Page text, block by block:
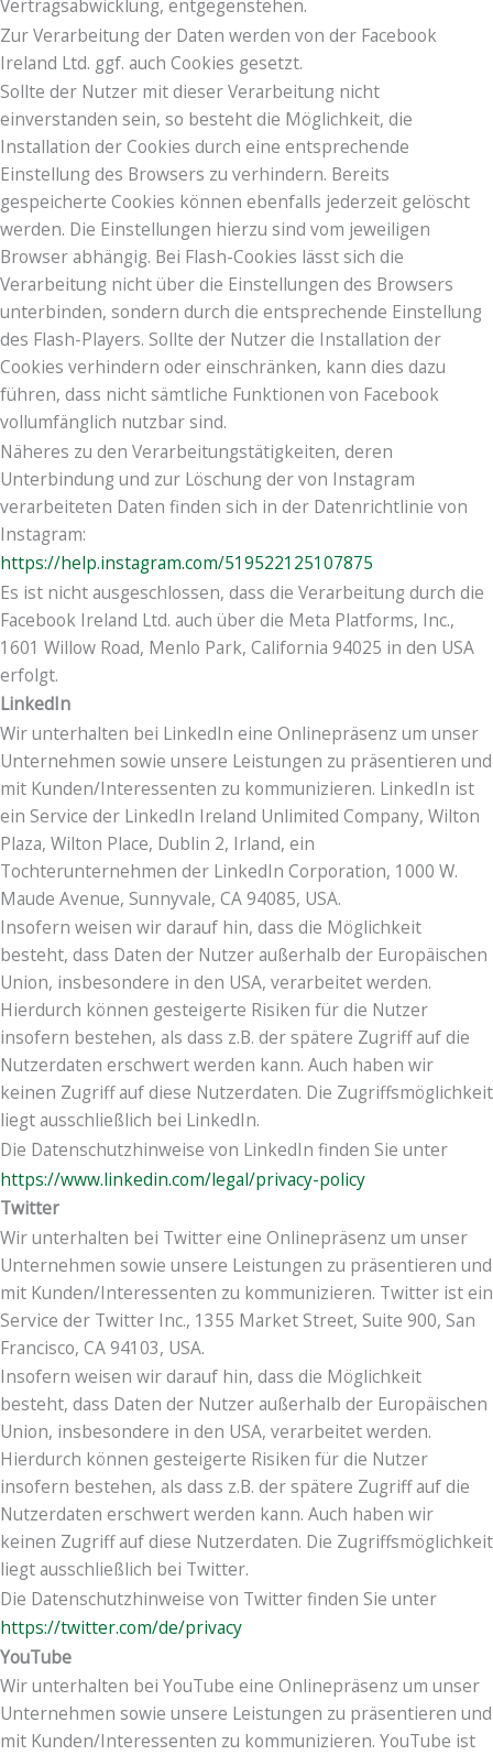
Vertragsabwicklung, entgegenstehen.
Zur Verarbeitung der Daten werden von der Facebook
Ireland Ltd. ggf. auch Cookies gesetzt.
Sollte der Nutzer mit dieser Verarbeitung nicht
einverstanden sein, so besteht die Möglichkeit, die
Installation der Cookies durch eine entsprechende
Einstellung des Browsers zu verhindern. Bereits
gespeicherte Cookies können ebenfalls jederzeit gelöscht
werden. Die Einstellungen hierzu sind vom jeweiligen
Browser abhängig. Bei Flash-Cookies lässt sich die
Verarbeitung nicht über die Einstellungen des Browsers
unterbinden, sondern durch die entsprechende Einstellung
des Flash-Players. Sollte der Nutzer die Installation der
Cookies verhindern oder einschränken, kann dies dazu
führen, dass nicht sämtliche Funktionen von Facebook
vollumfänglich nutzbar sind.
Näheres zu den Verarbeitungstätigkeiten, deren
Unterbindung und zur Löschung der von Instagram
verarbeiteten Daten finden sich in der Datenrichtlinie von
Instagram:
https://help.instagram.com/519522125107875
Es ist nicht ausgeschlossen, dass die Verarbeitung durch die
Facebook Ireland Ltd. auch über die Meta Platforms, Inc.,
1601 Willow Road, Menlo Park, California 94025 in den USA
erfolgt.
LinkedIn
Wir unterhalten bei LinkedIn eine Onlinepräsenz um unser
Unternehmen sowie unsere Leistungen zu präsentieren und
mit Kunden/Interessenten zu kommunizieren. LinkedIn ist
ein Service der LinkedIn Ireland Unlimited Company, Wilton
Plaza, Wilton Place, Dublin 2, Irland, ein
Tochterunternehmen der LinkedIn Corporation, 1000 W.
Maude Avenue, Sunnyvale, CA 94085, USA.
Insofern weisen wir darauf hin, dass die Möglichkeit
besteht, dass Daten der Nutzer außerhalb der Europäischen
Union, insbesondere in den USA, verarbeitet werden.
Hierdurch können gesteigerte Risiken für die Nutzer
insofern bestehen, als dass z.B. der spätere Zugriff auf die
Nutzerdaten erschwert werden kann. Auch haben wir
keinen Zugriff auf diese Nutzerdaten. Die Zugriffsmöglichkeit
liegt ausschließlich bei LinkedIn.
Die Datenschutzhinweise von LinkedIn finden Sie unter
https://www.linkedin.com/legal/privacy-policy
Twitter
Wir unterhalten bei Twitter eine Onlinepräsenz um unser
Unternehmen sowie unsere Leistungen zu präsentieren und
mit Kunden/Interessenten zu kommunizieren. Twitter ist ein
Service der Twitter Inc., 1355 Market Street, Suite 900, San
Francisco, CA 94103, USA.
Insofern weisen wir darauf hin, dass die Möglichkeit
besteht, dass Daten der Nutzer außerhalb der Europäischen
Union, insbesondere in den USA, verarbeitet werden.
Hierdurch können gesteigerte Risiken für die Nutzer
insofern bestehen, als dass z.B. der spätere Zugriff auf die
Nutzerdaten erschwert werden kann. Auch haben wir
keinen Zugriff auf diese Nutzerdaten. Die Zugriffsmöglichkeit
liegt ausschließlich bei Twitter.
Die Datenschutzhinweise von Twitter finden Sie unter
https://twitter.com/de/privacy
YouTube
Wir unterhalten bei YouTube eine Onlinepräsenz um unser
Unternehmen sowie unsere Leistungen zu präsentieren und
mit Kunden/Interessenten zu kommunizieren. YouTube ist